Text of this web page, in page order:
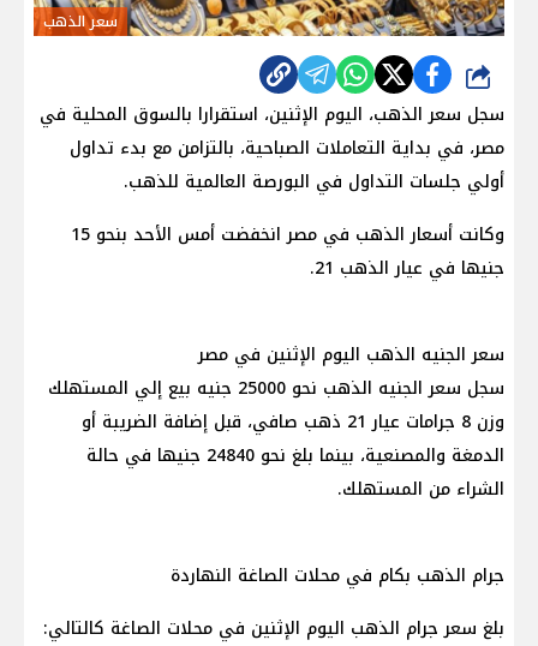
سعر الذهب
شارك
سجل سعر الذهب، اليوم الإثنين، استقرارا بالسوق المحلية في
مصر، في بداية التعاملات الصباحية، بالتزامن مع بدء تداول
أولي جلسات التداول في البورصة العالمية للذهب.
وكانت أسعار الذهب في مصر انخفضت أمس الأحد بنحو 15
جنيها في عيار الذهب 21.
سعر الجنيه الذهب اليوم الإثنين في مصر
سجل سعر الجنيه الذهب نحو 25000 جنيه بيع إلي المستهلك
وزن 8 جرامات عيار 21 ذهب صافي، قبل إضافة الضريبة أو
الدمغة والمصنعية، بينما بلغ نحو 24840 جنيها في حالة
الشراء من المستهلك.
جرام الذهب بكام في محلات الصاغة النهاردة
بلغ سعر جرام الذهب اليوم الإثنين في محلات الصاغة كالتالي: